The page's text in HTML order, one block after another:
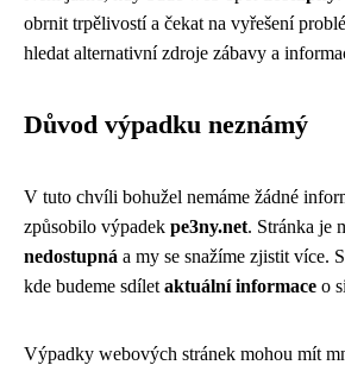
obrnit trpělivostí a čekat na vyřešení
hledat alternativní zdroje zábavy a
Důvod výpadku neznámý
V tuto chvíli bohužel nemáme žádné
způsobilo výpadek pe3ny.net. Stránka je
nedostupná a my se snažíme zjistit více.
kde budeme sdílet aktuální informace o
Výpadky webových stránek mohou mít